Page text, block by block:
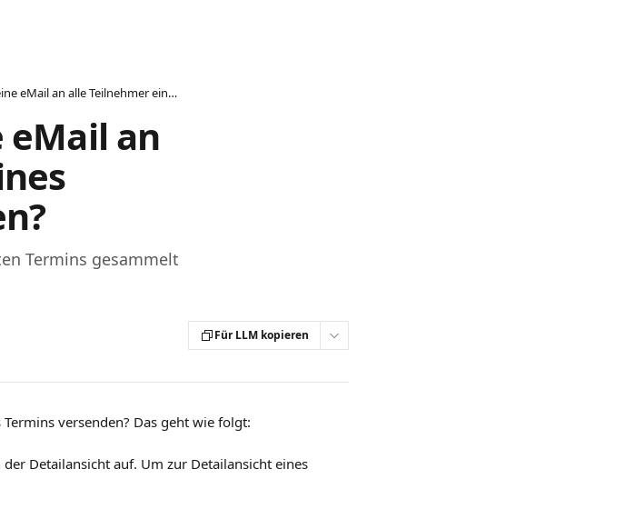
Wie kann ich eine eMail an alle Teilnehmer eines Termins versenden?
eMail an
Termins gesammelt
Für LLM kopieren
versenden? Das geht wie folgt:
Detailansicht auf. Um zur Detailansicht eines